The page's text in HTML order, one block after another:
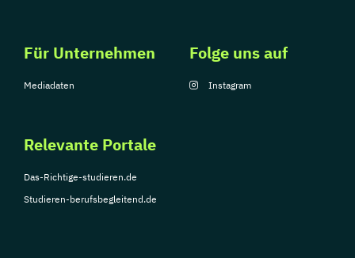
Für Unternehmen
Mediadaten
Relevante Portale
Das-Richtige-studieren.de
Studieren-berufsbegleitend.de
Folge uns auf
Instagram